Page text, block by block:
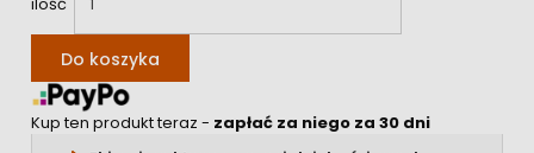
Do koszyka
Kup ten produkt teraz - zapłać za niego za 30 dni